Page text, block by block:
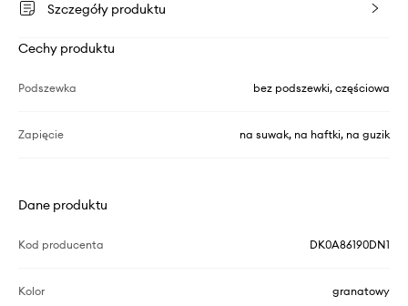
Szczegóły produktu
Cechy produktu
Podszewka bez podszewki, częściowa
Zapięcie na suwak, na haftki, na guzik
Dane produktu
Kod producenta DK0A86190DN1
Kolor granatowy